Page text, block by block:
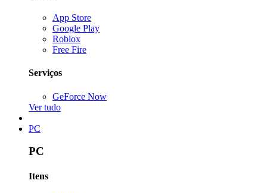
App Store
Google Play
Roblox
Free Fire
Serviços
GeForce Now
Ver tudo
PC
PC
Itens